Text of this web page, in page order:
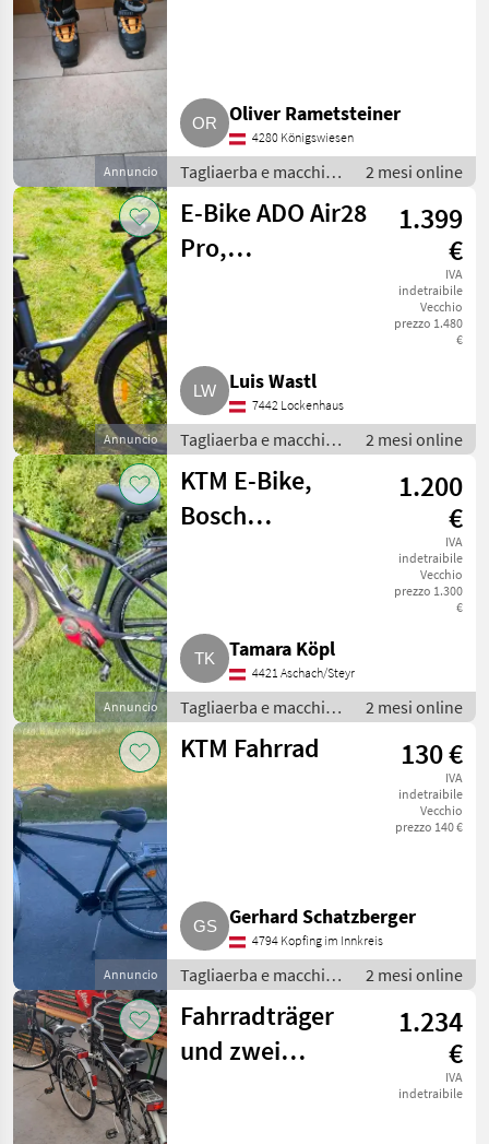
Annuncio
Oliver Rametsteiner
4280 Königswiesen
Tagliaerba e macchine
da giardinaggio /
Attrezzatura sportiva
2 mesi online
Annuncio
E-Bike ADO Air28
Pro,
Automatikschaltung,
1.399
€
IVA
indetraibile
Vecchio
prezzo 1.480
€
Luis Wastl
7442 Lockenhaus
Tagliaerba e macchine
da giardinaggio /
Attrezzatura sportiva
2 mesi online
Annuncio
KTM E-Bike,
Bosch
1.200
€
IVA
indetraibile
Vecchio
prezzo 1.300
€
Tamara Köpl
4421 Aschach/Steyr
Tagliaerba e macchine
da giardinaggio /
Attrezzatura sportiva
2 mesi online
Annuncio
KTM Fahrrad 130 €
IVA
indetraibile
Vecchio
prezzo 140 €
Gerhard Schatzberger
4794 Kopfing im Innkreis
Tagliaerba e macchine
da giardinaggio /
Attrezzatura sportiva
2 mesi online
Fahrradträger
und zwei
1.234
€
IVA
indetraibile